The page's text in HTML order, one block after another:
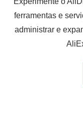
ferramentas e
administrar e